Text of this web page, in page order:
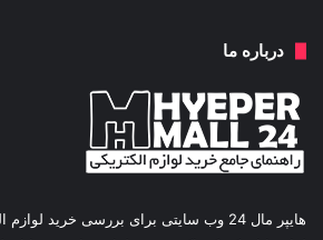
درباره ما
هایپر مال 24 وب سایتی برای بررسی خرید